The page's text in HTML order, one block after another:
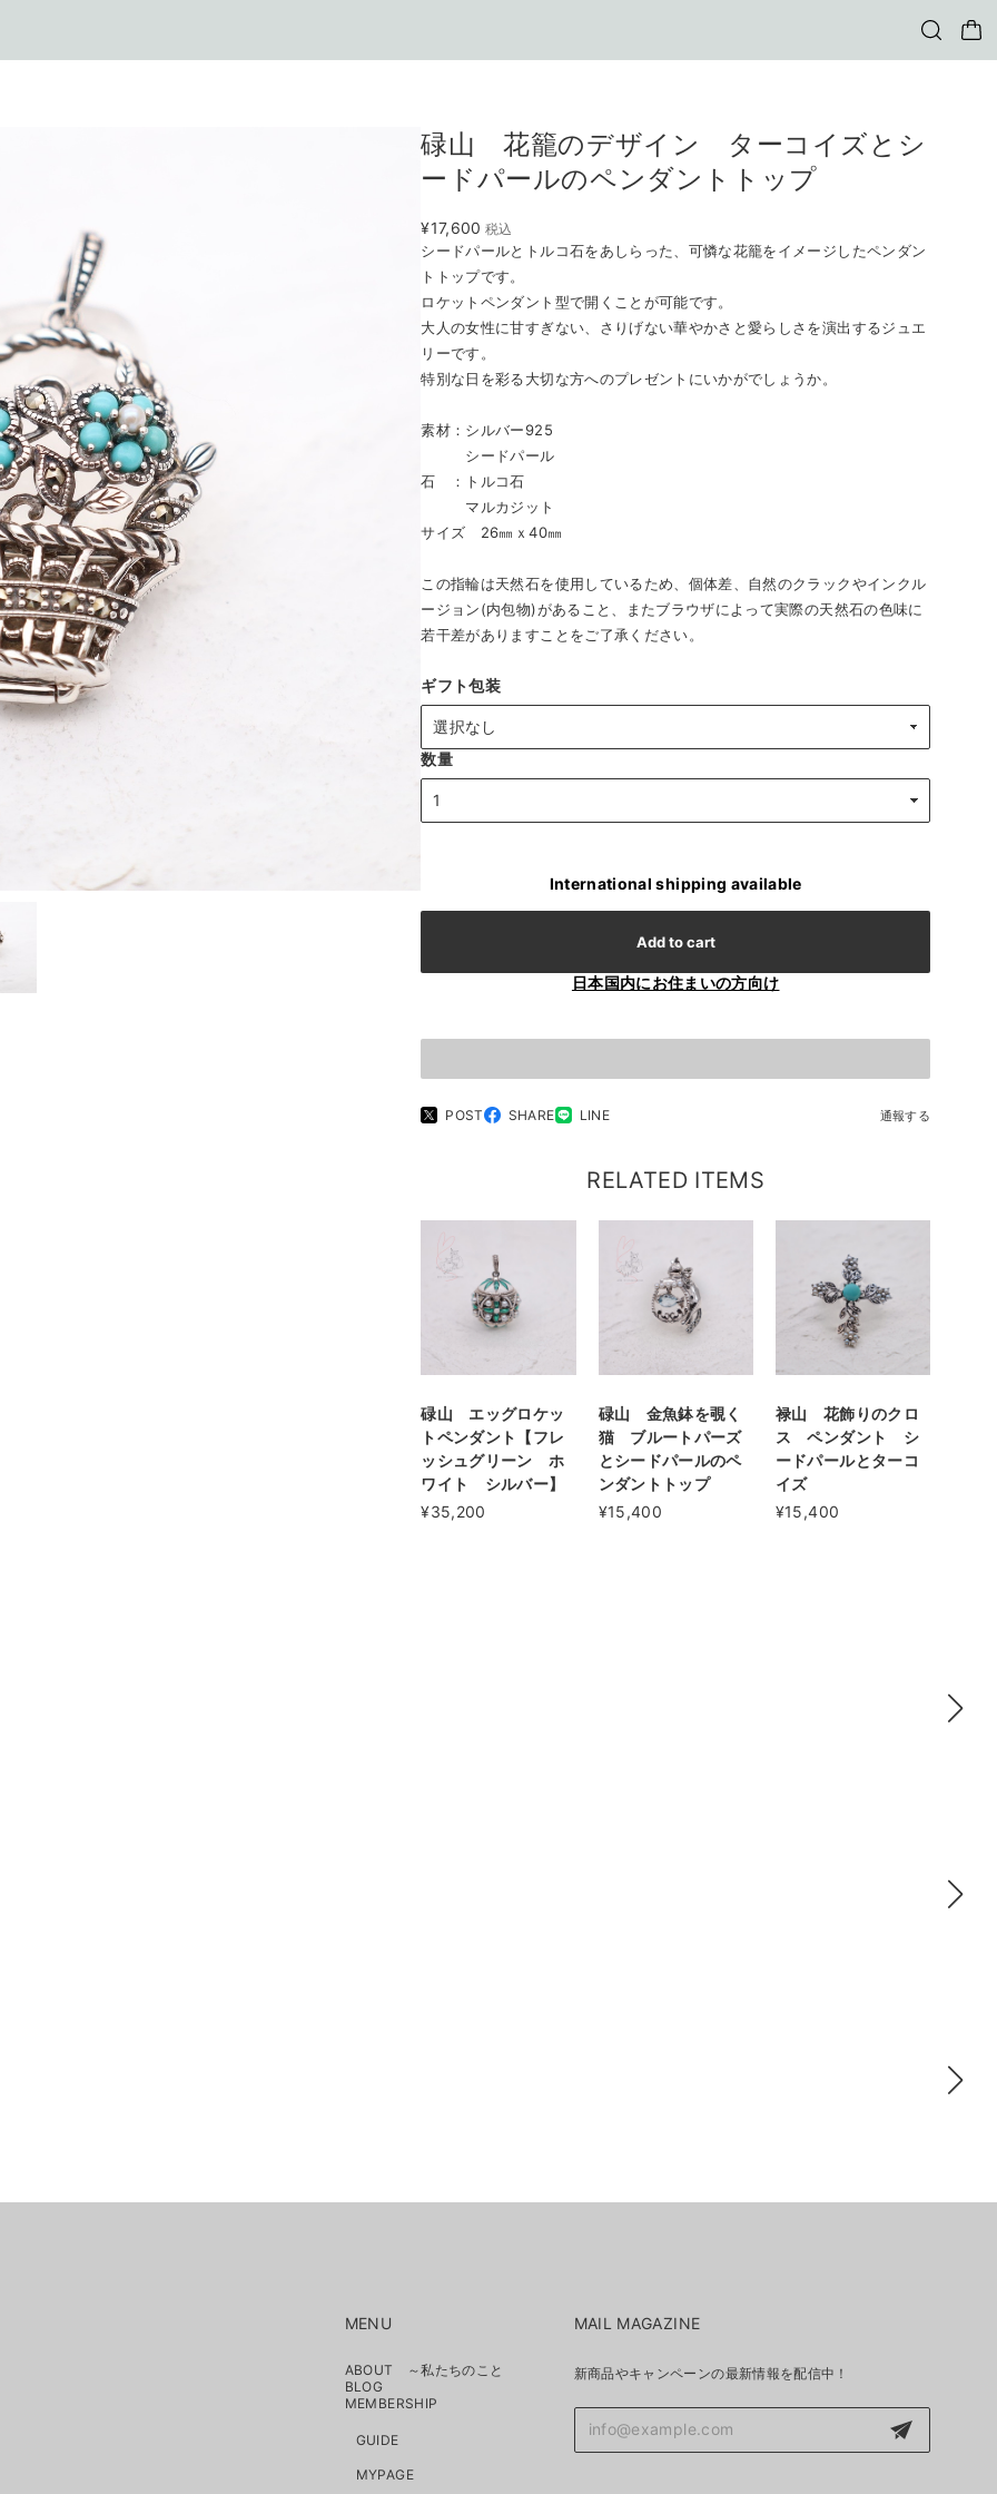
碌山 花籠のデザイン ターコイズとシ
ードパールのペンダントトップ
¥17,600 税込
シードパールとトルコ石をあしらった、可憐な花籠をイメージしたペンダン
トトップです。
ロケットペンダント型で開くことが可能です。
大人の女性に甘すぎない、さりげない華やかさと愛らしさを演出するジュエ
リーです。
特別な日を彩る大切な方へのプレゼントにいかがでしょうか。
素材：シルバー925
シードパール
石 ：トルコ石
マルカジット
サイズ 26㎜ｘ40㎜
この指輪は天然石を使用しているため、個体差、自然のクラックやインクル
ージョン(内包物)があること、またブラウザによって実際の天然石の色味に
若干差がありますことをご了承ください。
ギフト包装
数量
International shipping available
Add to cart
日本国内にお住まいの方向け
POST SHARE LINE 通報する
RELATED ITEMS
碌山 エッグロケッ
トペンダント【フレ
ッシュグリーン ホ
ワイト シルバー】
¥35,200
碌山 金魚鉢を覗く
猫 ブルートパーズ
とシードパールのペ
ンダントトップ
¥15,400
禄山 花飾りのクロ
ス ペンダント シ
ードパールとターコ
イズ
¥15,400
MENU
ABOUT ～私たちのこと
BLOG
MEMBERSHIP
GUIDE
MYPAGE
MAIL MAGAZINE
新商品やキャンペーンの最新情報を配信中！